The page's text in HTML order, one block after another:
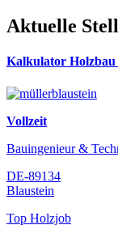
Aktuelle
Kalkulator Holzbau
Vollzeit
Bauingenieur &
DE-89134
Blaustein
Top Holzjob